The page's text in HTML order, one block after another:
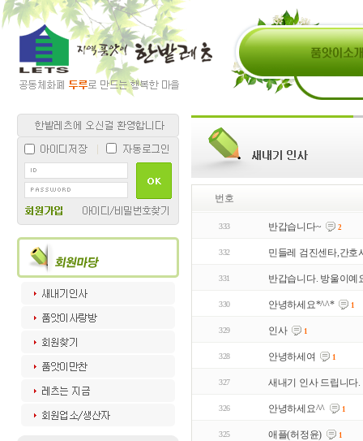
번호
333 반갑습니다~ 2
332 민들레 검진센타,간호
331 반갑습니다. 방울이예
330 안녕하세요*^^* 1
329 인사 1
328 안녕하세여 1
327 새내기 인사 드립니다.
326 안녕하세요^^ 1
325 애플(허정윤) 1